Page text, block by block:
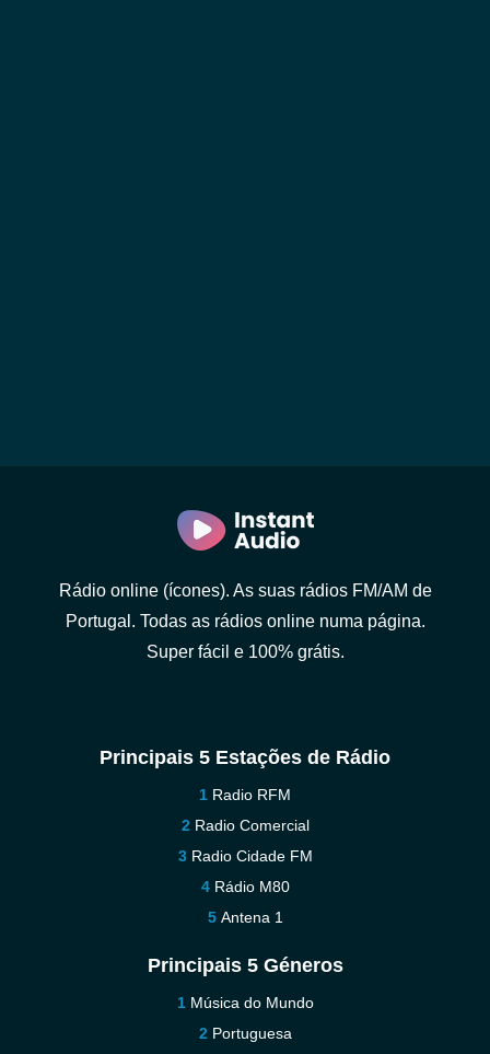
Rádio online (ícones). As suas rádios FM/AM de
Portugal. Todas as rádios online numa página.
Super fácil e 100% grátis.
Principais 5 Estações de Rádio
Radio RFM
Radio Comercial
Radio Cidade FM
Rádio M80
Antena 1
Principais 5 Géneros
Música do Mundo
Portuguesa